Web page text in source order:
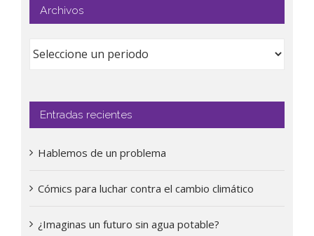
Archivos
Entradas recientes
Hablemos de un problema
Cómics para luchar contra el cambio climático
¿Imaginas un futuro sin agua potable?